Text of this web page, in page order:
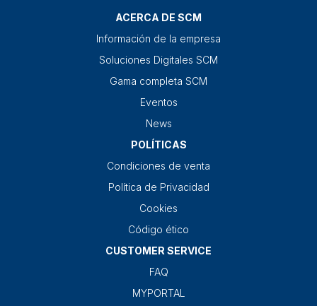
ACERCA DE SCM
Información de la empresa
Soluciones Digitales SCM
Gama completa SCM
Eventos
News
POLÍTICAS
Condiciones de venta
Política de Privacidad
Cookies
Código ético
CUSTOMER SERVICE
FAQ
MYPORTAL